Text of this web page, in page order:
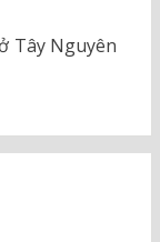
Tây Nguyên